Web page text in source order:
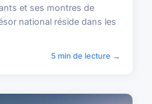
et ses montres de
national réside dans les
5 min de lecture →